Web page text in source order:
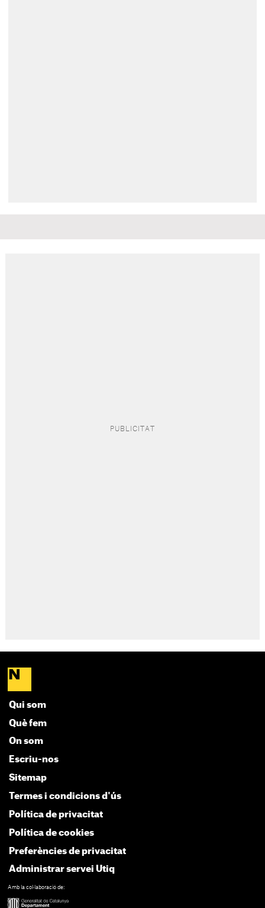
Qui som
Què fem
On som
Escriu-nos
Sitemap
Termes i condicions d'ús
Política de privacitat
Política de cookies
Preferències de privacitat
Administrar servei Utiq
Amb la col·laboració de: